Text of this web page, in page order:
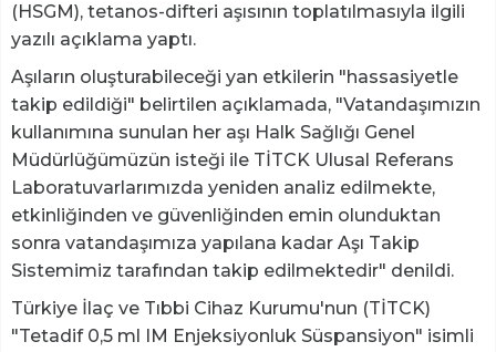
(HSGM), tetanos-difteri aşısının toplatılmasıyla ilgili
yazılı açıklama yaptı.
Aşıların oluşturabileceği yan etkilerin "hassasiyetle
takip edildiği" belirtilen açıklamada, "Vatandaşımızın
kullanımına sunulan her aşı Halk Sağlığı Genel
Müdürlüğümüzün isteği ile TİTCK Ulusal Referans
Laboratuvarlarımızda yeniden analiz edilmekte,
etkinliğinden ve güvenliğinden emin olunduktan
sonra vatandaşımıza yapılana kadar Aşı Takip
Sistemimiz tarafından takip edilmektedir" denildi.
Türkiye İlaç ve Tıbbi Cihaz Kurumu'nun (TİTCK)
"Tetadif 0,5 ml IM Enjeksiyonluk Süspansiyon" isimli